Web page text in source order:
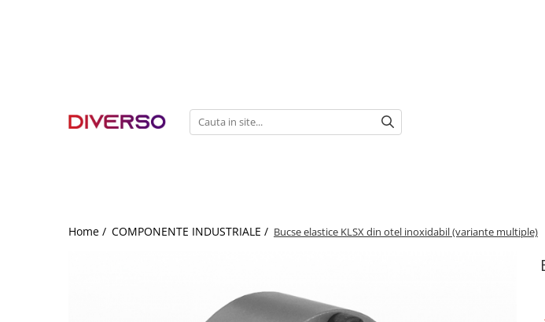
Home / COMPONENTE INDUSTRIALE / Bucse elastice KLSX din otel inoxidabil (variante multiple)